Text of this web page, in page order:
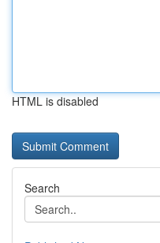
HTML is disabled
Search